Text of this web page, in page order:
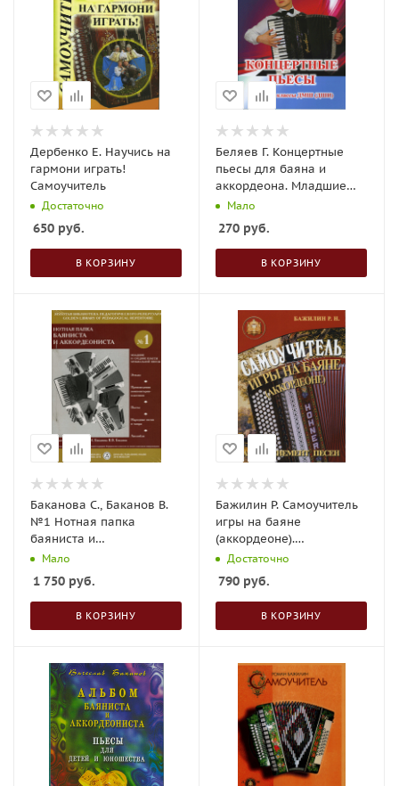
Дербенко Е. Научись на
гармони играть!
Самоучитель
Достаточно
650 руб.
В КОРЗИНУ
Беляев Г. Концертные
пьесы для баяна и
аккордеона. Младшие
классы
Мало
270 руб.
В КОРЗИНУ
Баканова С., Баканов В.
№1 Нотная папка
баяниста и
аккордеониста Младшие
Мало
1 750 руб.
В КОРЗИНУ
Бажилин Р. Самоучитель
игры на баяне
(аккордеоне).
Аккомпанемент песен
Достаточно
790 руб.
В КОРЗИНУ